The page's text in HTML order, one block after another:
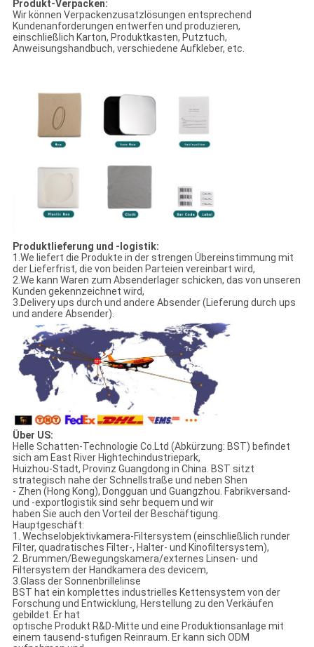
Produkt-Verpacken:
Wir können Verpackenzusatzlösungen entsprechend
Kundenanforderungen entwerfen und produzieren,
einschließlich Karton, Produktkasten, Putztuch,
Anweisungshandbuch, verschiedene Aufkleber, etc.
Produktlieferung und -logistik:
1.We liefert die Produkte in der strengen Übereinstimmung mit
der Lieferfrist, die von beiden Parteien vereinbart wird,
2.We kann Waren zum Absenderlager schicken, das von unseren
Kunden gekennzeichnet wird,
3.Delivery ups durch und andere Absender (Lieferung durch ups
und andere Absender).
Über US:
Helle Schatten-Technologie Co.Ltd (Abkürzung: BST) befindet
sich am East River Hightechindustriepark,
Huizhou-Stadt, Provinz Guangdong in China. BST sitzt
strategisch nahe der Schnellstraße und neben Shen
- Zhen (Hong Kong), Dongguan und Guangzhou. Fabrikversand-
und -exportlogistik sind sehr bequem und wir
haben Sie auch den Vorteil der Beschäftigung.
Hauptgeschäft:
1. Wechselobjektivkamera-Filtersystem (einschließlich runder
Filter, quadratisches Filter-, Halter- und Kinofiltersystem),
2. Brummen/Bewegungskamera/externes Linsen- und
Filtersystem der Handkamera des devicem,
3.Glass der Sonnenbrillelinse
BST hat ein komplettes industrielles Kettensystem von der
Forschung und Entwicklung, Herstellung zu den Verkäufen
gebildet. Er hat
optische Produkt R&D-Mitte und eine Produktionsanlage mit
einem tausend-stufigen Reinraum. Er kann sich ODM